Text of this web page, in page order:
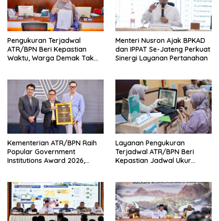
Pengukuran Terjadwal
ATR/BPN Beri Kepastian
Waktu, Warga Demak Tak
Menteri Nusron Ajak BPKAD
dan IPPAT Se-Jateng Perkuat
Sinergi Layanan Pertanahan
Kementerian ATR/BPN Raih
Popular Government
Institutions Award 2026,
Layanan Pengukuran
Terjadwal ATR/BPN Beri
Kepastian Jadwal Ukur